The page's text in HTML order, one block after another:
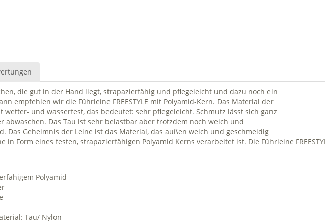
die gut in der Hand liegt, strapazierfähig und pflegeleicht und dazu noch ein
empfehlen wir die Führleine FREESTYLE mit Polyamid-Kern. Das Material der
wetter- und wasserfest, das bedeutet: sehr pflegeleicht. Schmutz lässt sich ganz
abwaschen. Das Tau ist sehr belastbar aber trotzdem noch weich und
Das Geheimnis der Leine ist das Material, das außen weich und geschmeidig
in Form eines festen, strapazierfähigen Polyamid Kerns verarbeitet ist. Die Führleine
Polyamid
Tau/ Nylon